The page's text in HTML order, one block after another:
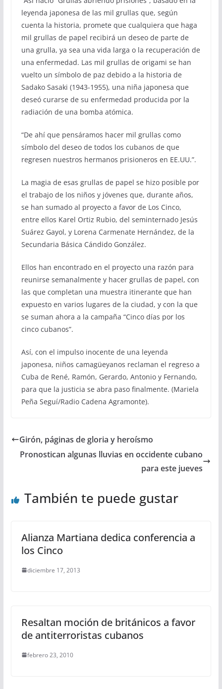
leyenda japonesa de las mil grullas que, según
cuenta la historia, promete que cualquiera que haga
mil grullas de papel recibirá un deseo de parte de
una grulla, ya sea una vida larga o la recuperación de
una enfermedad. Las mil grullas de origami se han
vuelto un símbolo de paz debido a la historia de
Sadako Sasaki (1943-1955), una niña japonesa que
deseó curarse de su enfermedad producida por la
radiación de una bomba atómica.
“De ahí que pensáramos hacer mil grullas como
símbolo del deseo de todos los cubanos de que
regresen nuestros hermanos prisioneros en EE.UU.”.
La magia de esas grullas de papel se hizo posible por
el trabajo de los niños y jóvenes que, durante años,
se han sumado al proyecto a favor de Los Cinco,
entre ellos Karel Ortiz Rubio, del seminternado Jesús
Suárez Gayol, y Lorena Carmenate Hernández, de la
Secundaria Básica Cándido González.
Ellos han encontrado en el proyecto una razón para
reunirse semanalmente y hacer grullas de papel, con
las que completan una muestra itinerante que han
expuesto en varios lugares de la ciudad, y con la que
se suman ahora a la campaña “Cinco días por los
cinco cubanos”.
Así, con el impulso inocente de una leyenda
japonesa, niños camagüeyanos reclaman el regreso a
Cuba de René, Ramón, Gerardo, Antonio y Fernando,
para que la justicia se abra paso finalmente. (Mariela
Peña Seguí/Radio Cadena Agramonte).
Girón, páginas de gloria y heroísmo
Pronostican algunas lluvias en occidente cubano
para este jueves
También te puede gustar
Alianza Martiana dedica conferencia a
los Cinco
diciembre 17, 2013
Resaltan moción de británicos a favor
de antiterroristas cubanos
febrero 23, 2010